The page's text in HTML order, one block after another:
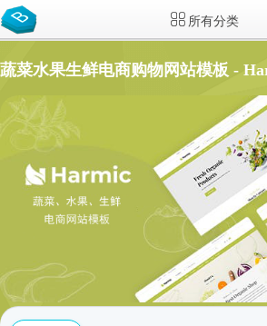
所有分类
蔬菜水果生鲜电商购物网站模板 -